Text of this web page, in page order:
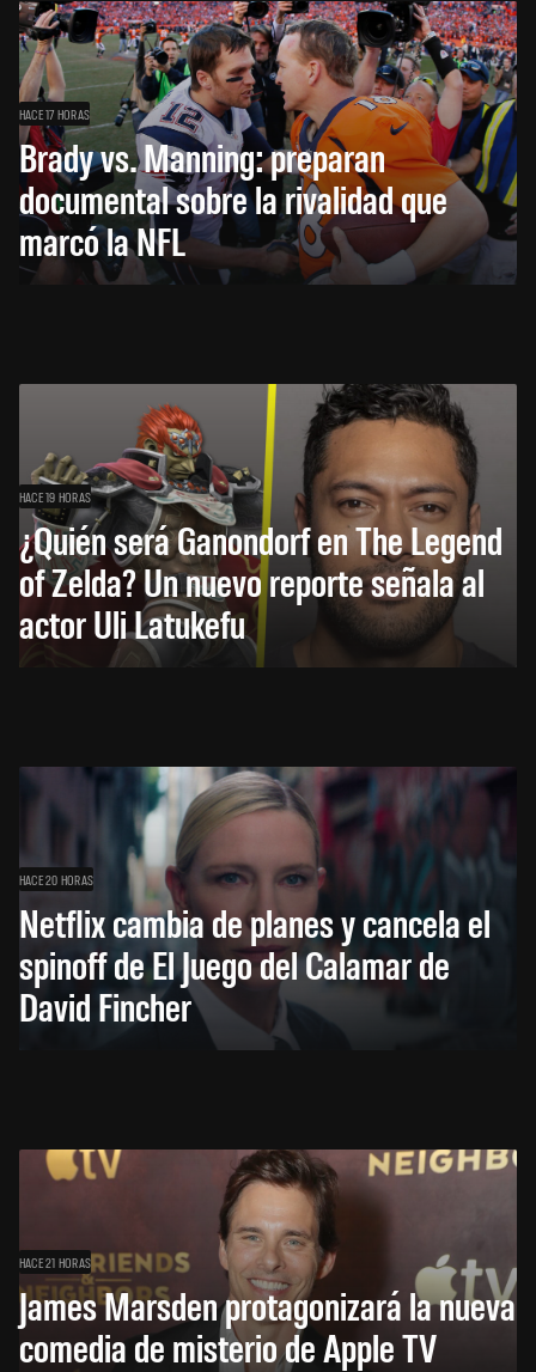
HACE 17 HORAS
Brady vs. Manning: preparan
documental sobre la rivalidad que
marcó la NFL
HACE 19 HORAS
¿Quién será Ganondorf en The Legend
of Zelda? Un nuevo reporte señala al
actor Uli Latukefu
HACE 20 HORAS
Netflix cambia de planes y cancela el
spinoff de El Juego del Calamar de
David Fincher
HACE 21 HORAS
James Marsden protagonizará la nueva
comedia de misterio de Apple TV